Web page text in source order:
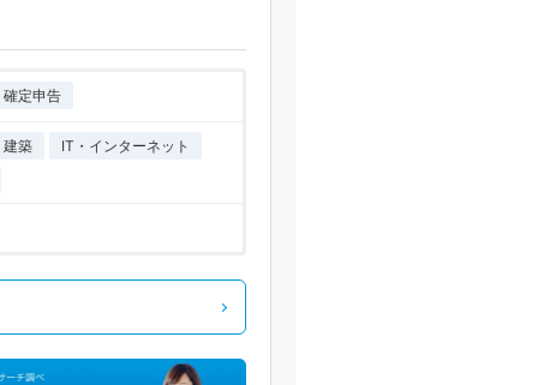
確定申告
建築 IT・インターネット